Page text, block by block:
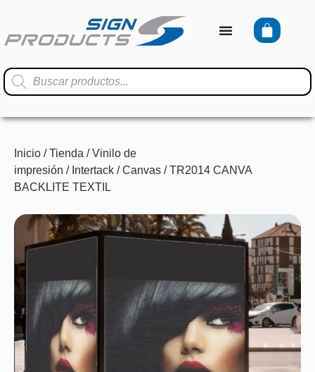
Inicio /Tienda /Vinilo de
impresión / Intertack /Canvas / TR2014 CANVA
BACKLITE TEXTIL